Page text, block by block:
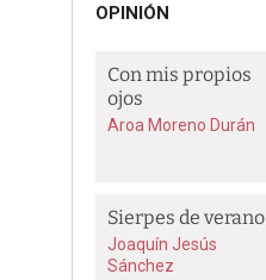
OPINIÓN
Con mis propios
ojos
Aroa Moreno Durán
Sierpes de verano
Joaquín Jesús
Sánchez